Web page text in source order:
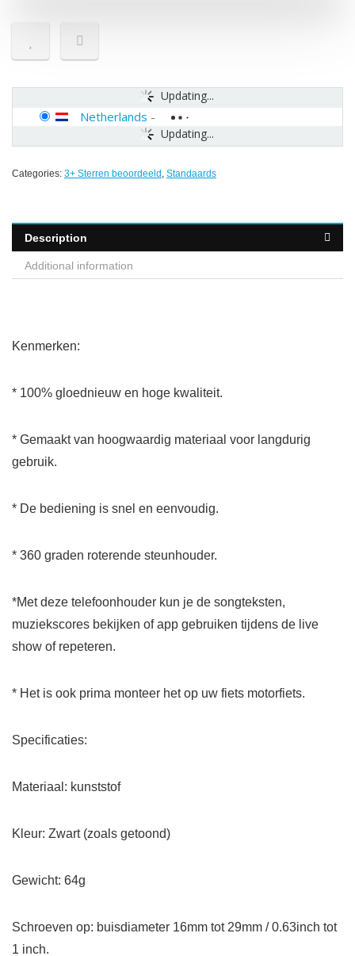
Updating...
Updating...
Netherlands -
Categories: 3+ Sterren beoordeeld , Standaards
Description
Additional information
Kenmerken:
* 100% gloednieuw en hoge kwaliteit.
* Gemaakt van hoogwaardig materiaal voor langdurig
gebruik.
* De bediening is snel en eenvoudig.
* 360 graden roterende steunhouder.
*Met deze telefoonhouder kun je de songteksten,
muziekscores bekijken of app gebruiken tijdens de live
show of repeteren.
* Het is ook prima monteer het op uw fiets motorfiets.
Specificaties:
Materiaal: kunststof
Kleur: Zwart (zoals getoond)
Gewicht: 64g
Schroeven op: buisdiameter 16mm tot 29mm / 0.63inch tot
1 inch.